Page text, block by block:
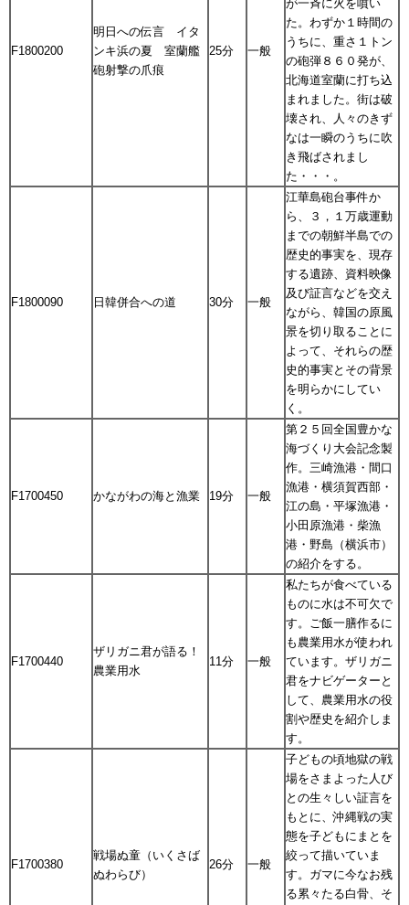
F1800200
明日への伝言 イタ
ンキ浜の夏 室蘭艦
砲射撃の爪痕
25分 一般
が一斉に火を噴い
た。わずか１時間の
うちに、重さ１トン
の砲弾８６０発が、
北海道室蘭に打ち込
まれました。街は破
壊され、人々のきず
なは一瞬のうちに吹
き飛ばされまし
た・・・。
F1800090 日韓併合への道 30分 一般
江華島砲台事件か
ら、３，１万歳運動
までの朝鮮半島での
歴史的事実を、現存
する遺跡、資料映像
及び証言などを交え
ながら、韓国の原風
景を切り取ることに
よって、それらの歴
史的事実とその背景
を明らかにしてい
く。
F1700450 かながわの海と漁業 19分 一般
第２５回全国豊かな
海づくり大会記念製
作。三崎漁港・間口
漁港・横須賀西部・
江の島・平塚漁港・
小田原漁港・柴漁
港・野島（横浜市）
の紹介をする。
F1700440
ザリガニ君が語る！
農業用水
11分 一般
私たちが食べている
ものに水は不可欠で
す。ご飯一膳作るに
も農業用水が使われ
ています。ザリガニ
君をナビゲーターと
して、農業用水の役
割や歴史を紹介しま
す。
F1700380
戦場ぬ童（いくさば
ぬわらび）
26分 一般
子どもの頃地獄の戦
場をさまよった人び
との生々しい証言を
もとに、沖縄戦の実
態を子どもにまとを
絞って描いていま
す。ガマに今なお残
る累々たる白骨、そ